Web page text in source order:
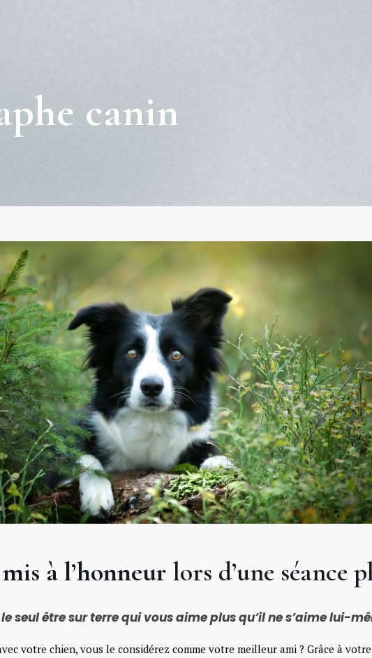
canin
à l’honneurlors d’une séance
le seul être sur terre qui vous aime plus qu’il ne s’aime lui-
votre chien, vous le considérez comme votre meilleur ami ? Grâce à